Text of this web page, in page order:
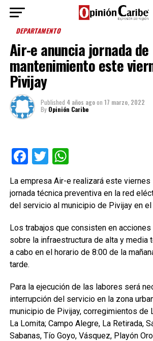
DEPARTAMENTO
Air-e anuncia jornada de
mantenimiento este
Pivijay
Published 4 años agoon 17 marzo, 2022
By Opinión Caribe
Facebook
TwitterWhatsApp
La empresa Air-e realizará este viernes
jornada técnica preventiva en la red
del servicio al municipio de Pivijay en el
Los trabajos que consisten en
sobre la infraestructura de alta y media
a cabo en el horario de 8:00 de la
tarde.
Para la ejecución de las labores será
interrupción del servicio en la zona
municipio de Pivijay, corregimientos de
La Lomita; Campo Alegre, La Retirada,
Sabanas, Tío Goyo, Vásquez, Playón